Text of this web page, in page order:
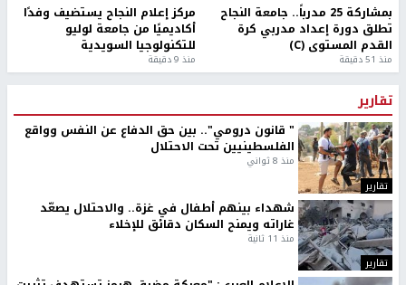
بمشاركة 25 مدرباً.. جامعة النجاح
تطلق دورة إعداد مدربي كرة
القدم المستوى (C)
منذ 51 دقيقة
مركز إعلام النجاح يستضيف وفدًا
أكاديميًا من جامعة لوليو
للتكنولوجيا السويدية
منذ 9 دقيقة
تقارير
تقارير
" قانون درومي".. بين حق الدفاع عن النفس وواقع
الفلسطينيين تحت الاحتلال
منذ 8 ثواني
تقارير
شهداء بينهم أطفال في غزة.. والاحتلال يصعّد
غاراته ويمنح السكان دقائق للإخلاء
منذ 11 ثانية